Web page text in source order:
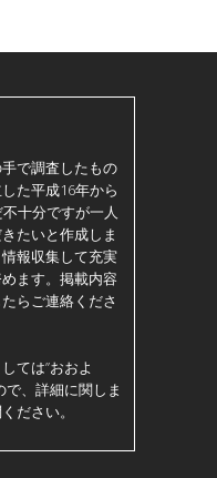
で調査したもの
た平成16年から
十分ですが一人
たいと作成しま
報収集して充実
ます。掲載内容
らご連絡くださ
ては”おおよ
で、詳細に関しま
ださい。